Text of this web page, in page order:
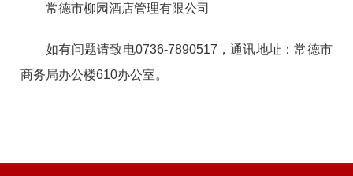
常德市柳园酒店管理有限公司
如有问题请致电0736-7890517，通讯地址：常德市
商务局办公楼610办公室。